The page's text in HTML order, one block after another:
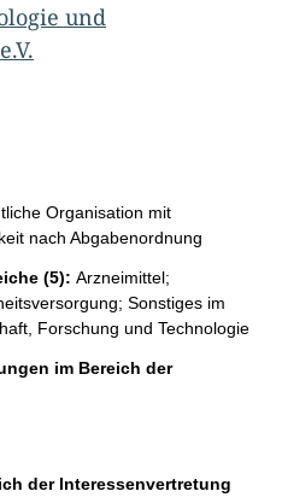
und
Organisation mit
nach Abgabenordnung
(5): Arzneimittel;
Sonstiges im
Forschung und Technologie
im Bereich der
der Interessenvertretung